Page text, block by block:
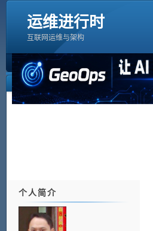
运维进行时
互联网运维与架构
个人简介